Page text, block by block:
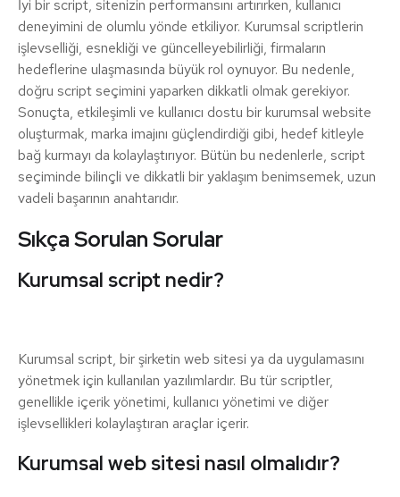
İyi bir script, sitenizin performansını artırırken, kullanıcı
deneyimini de olumlu yönde etkiliyor. Kurumsal scriptlerin
işlevselliği, esnekliği ve güncelleyebilirliği, firmaların
hedeflerine ulaşmasında büyük rol oynuyor. Bu nedenle,
doğru script seçimini yaparken dikkatli olmak gerekiyor.
Sonuçta, etkileşimli ve kullanıcı dostu bir kurumsal website
oluşturmak, marka imajını güçlendirdiği gibi, hedef kitleyle
bağ kurmayı da kolaylaştırıyor. Bütün bu nedenlerle, script
seçiminde bilinçli ve dikkatli bir yaklaşım benimsemek, uzun
vadeli başarının anahtarıdır.
Sıkça Sorulan Sorular
Kurumsal script nedir?
Kurumsal script, bir şirketin web sitesi ya da uygulamasını
yönetmek için kullanılan yazılımlardır. Bu tür scriptler,
genellikle içerik yönetimi, kullanıcı yönetimi ve diğer
işlevsellikleri kolaylaştıran araçlar içerir.
Kurumsal web sitesi nasıl olmalıdır?